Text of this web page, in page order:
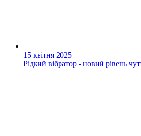
15 квітня 2025
Рідкий вібратор - новий рівень